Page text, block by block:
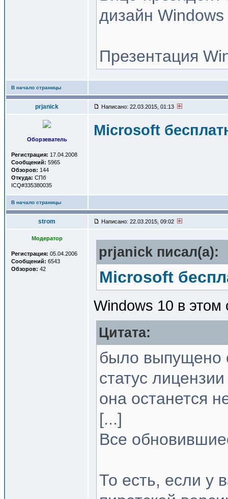
дизайн
Презентация
В начало страницы
prjanick Написано: 22.03.2015, 01:13
Оборзеватель
Регистрация: 17.04.2008
Сообщений: 5965
Обзоров: 144
Откуда: СПб
ICQ#335380035
Microsoft
В начало страницы
strom Написано: 22.03.2015, 09:02
Модератор
Регистрация: 05.04.2006
Сообщений: 6543
Обзоров: 42
prjanick писал(a):
Microsoft
Windows 10 в этом
Цитата:
было выпущено
статус
она останется
[...]
Все
То есть, если у